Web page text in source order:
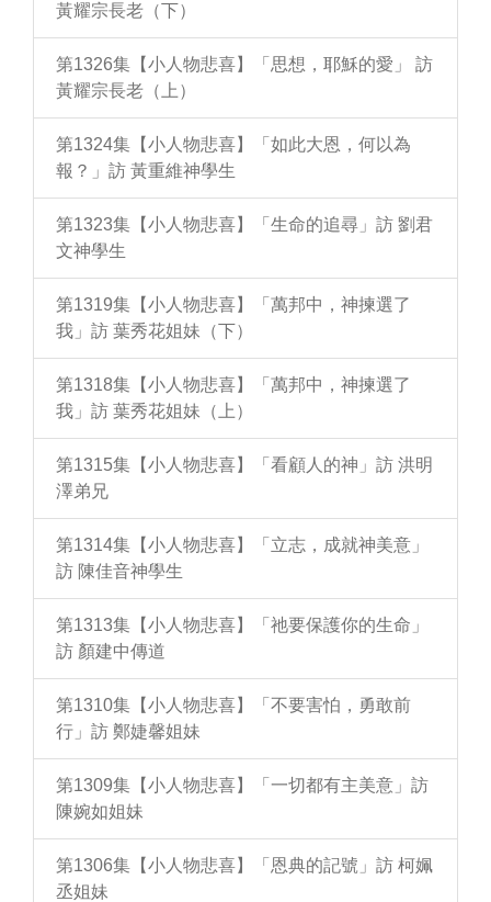
黃耀宗長老（下）
第1326集【小人物悲喜】「思想，耶穌的愛」 訪
黃耀宗長老（上）
第1324集【小人物悲喜】「如此大恩，何以為
報？」訪 黃重維神學生
第1323集【小人物悲喜】「生命的追尋」訪 劉君
文神學生
第1319集【小人物悲喜】「萬邦中，神揀選了
我」訪 葉秀花姐妹（下）
第1318集【小人物悲喜】「萬邦中，神揀選了
我」訪 葉秀花姐妹（上）
第1315集【小人物悲喜】「看顧人的神」訪 洪明
澤弟兄
第1314集【小人物悲喜】「立志，成就神美意」
訪 陳佳音神學生
第1313集【小人物悲喜】「祂要保護你的生命」
訪 顏建中傳道
第1310集【小人物悲喜】「不要害怕，勇敢前
行」訪 鄭婕馨姐妹
第1309集【小人物悲喜】「一切都有主美意」訪
陳婉如姐妹
第1306集【小人物悲喜】「恩典的記號」訪 柯姵
丞姐妹